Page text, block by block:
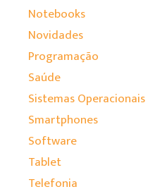
Notebooks
Novidades
Programação
Saúde
Sistemas Operacionais
Smartphones
Software
Tablet
Telefonia